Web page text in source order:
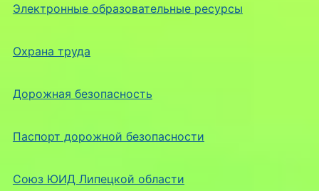
Электронные образовательные ресурсы
Охрана труда
Дорожная безопасность
Паспорт дорожной безопасности
Союз ЮИД Липецкой области